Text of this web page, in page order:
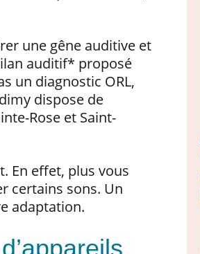
une gêne auditive et
auditif* proposé
un diagnostic ORL,
dispose de
Rose et Saint-
En effet, plus vous
certains sons. Un
adaptation.